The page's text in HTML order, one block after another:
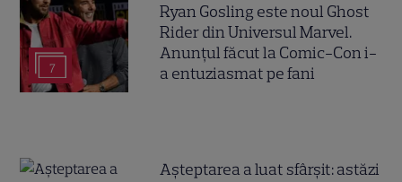
7
Ryan Gosling este noul Ghost
Rider din Universul Marvel.
Anunțul făcut la Comic-Con i-
a entuziasmat pe fani
Așteptarea a luat sfârșit: astăzi